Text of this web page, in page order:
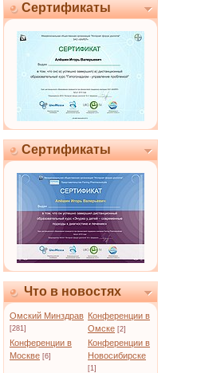
Сертификаты
Сертификаты
Что в новостях
Омский Минздрав
[281]
Конференции в
Омске [2]
Конференции в
Москве [6]
Конференции в
Новосибирске
[1]